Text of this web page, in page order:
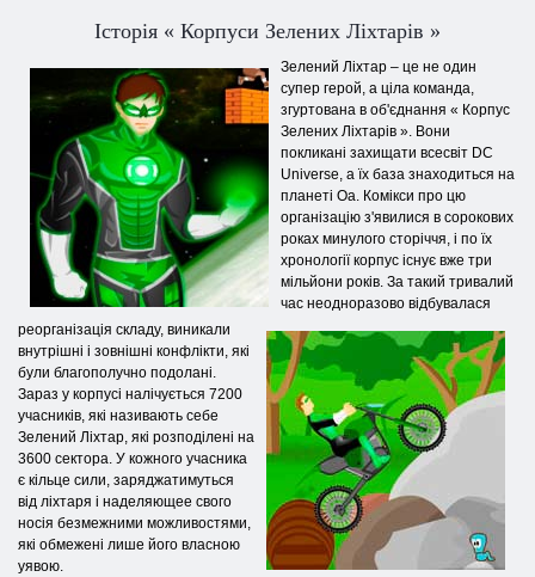
Історія « Корпуси Зелених Ліхтарів »
Зелений Ліхтар – це не один
супер герой, а ціла команда,
згуртована в об'єднання « Корпус
Зелених Ліхтарів ». Вони
покликані захищати всесвіт DC
Universe, а їх база знаходиться на
планеті Оа. Комікси про цю
організацію з'явилися в сорокових
роках минулого сторіччя, і по їх
хронології корпус існує вже три
мільйони років. За такий тривалий
час неодноразово відбувалася
реорганізація складу, виникали
внутрішні і зовнішні конфлікти, які
були благополучно подолані.
Зараз у корпусі налічується 7200
учасників, які називають себе
Зелений Ліхтар, які розподілені на
3600 сектора. У кожного учасника
є кільце сили, заряджатимуться
від ліхтаря і наделяющее свого
носія безмежними можливостями,
які обмежені лише його власною
уявою.